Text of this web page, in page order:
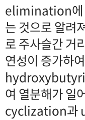
elimination에
는 것으로 알려
로 주사슬간 거
연성이 증가하
여 열분해가 일
cyclization과